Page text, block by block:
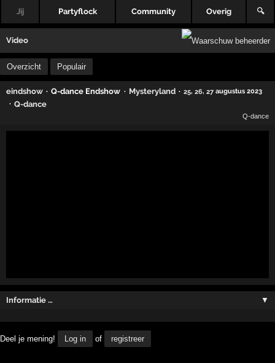
Jij Partyflock Community Overig 🔍
Video
Overzicht Populair
eindshow · Q-dance Endshow · Mysteryland · 25, 26, 27augustus 2023
· Q-dance
Q-dance
Informatie … ▼
Deel je mening! Log in of registreer